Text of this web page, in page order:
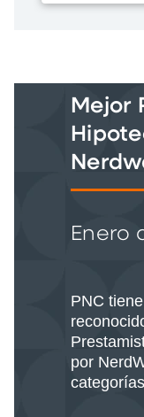
Mejor
Enero
PNC
por